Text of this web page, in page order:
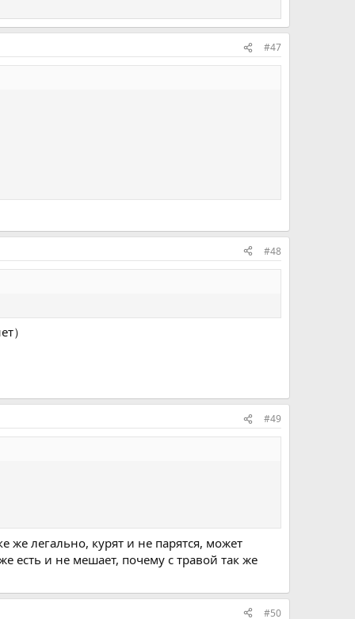
#47
#48
）
#49
легально, курят и не парятся, может
есть и не мешает, почему с травой так же
#50